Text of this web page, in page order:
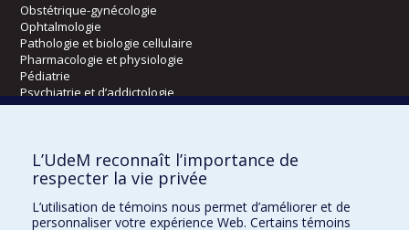
Obstétrique-gynécologie
Ophtalmologie
Pathologie et biologie cellulaire
Pharmacologie et physiologie
Pédiatrie
Psychiatrie et d’addictologie
Radiologie, radio-oncologie et médecine nucléaire
Écoles
Orthophonie et audiologie
L’UdeM reconnaît l’importance de
respecter la vie privée
L’utilisation de témoins nous permet d’améliorer et de
personnaliser votre expérience Web. Certains témoins